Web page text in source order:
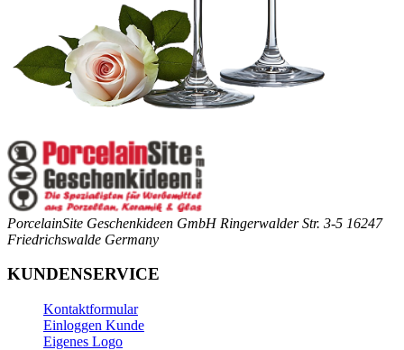
PorcelainSite Geschenkideen GmbH Ringerwalder Str. 3-5 16247
Friedrichswalde Germany
KUNDENSERVICE
Kontaktformular
Einloggen Kunde
Eigenes Logo